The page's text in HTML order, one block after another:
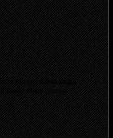
смертиАлександра
Рower Metalгруппы